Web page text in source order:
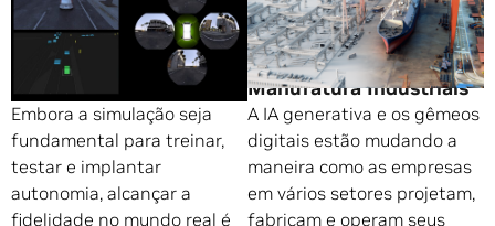
Desenvolvimento de
Sistemas Autônomos
com APIs de Omniverse
Cloud
Embora a simulação seja
fundamental para treinar,
testar e implantar
autonomia, alcançar a
fidelidade no mundo real é
Trazem Visualização
Imersiva e IA Generativa
para Design e
Manufatura Industriais
A IA generativa e os gêmeos
digitais estão mudando a
maneira como as empresas
em vários setores projetam,
fabricam e operam seus